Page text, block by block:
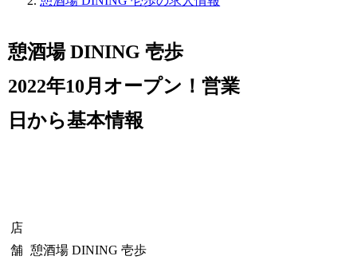
憩酒場 DINING 壱歩
2022年10月オープン！営業
日から基本情報
店
舗 憩酒場 DINING 壱歩